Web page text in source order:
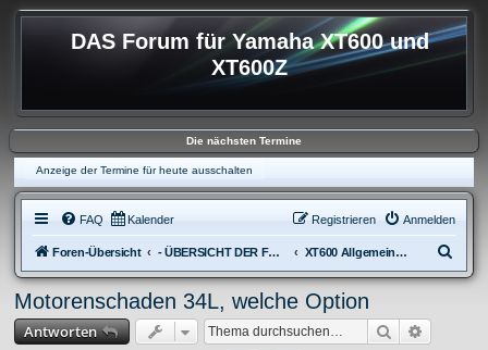
DAS Forum für Yamaha XT600 und
XT600Z
Die nächsten Termine
Anzeige der Termine für heute ausschalten
FAQ Kalender Anmelden
Registrieren
Foren-Übersicht - ÜBERSICHT DER FOREN XT600 XT600 Allgemeine Fragen
u
Motorenschaden 34L, welche Option
Antworten Suche